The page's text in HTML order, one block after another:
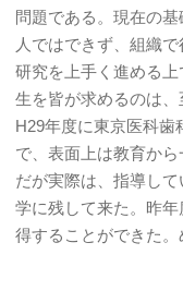
問題である。現在の
人ではできず、組織
研究を上手く進める
生を皆が求めるのは
H29年度に東京医科
で、表面上は教育から
だが実際は、指導し
学に残して来た。昨
得することができた。